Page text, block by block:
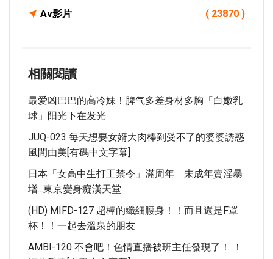
Av影片 ( 23870 )
相關閱讀
最爱凶巴巴的高冷妹！脾气多差身材多胸「白嫩乳
球」阳光下在发光
JUQ-023 每天想要女婿大肉棒到受不了的婆婆誘惑
風間由美[有碼中文字幕]
日本「女高中生打工禁令」滿周年 未成年賣淫暴
增...東京變身癡漢天堂
(HD) MIFD-127 超棒的纖細腰身！！而且還是F罩
杯！！一起去溫泉的朋友
AMBI-120 不會吧！色情直播被班主任發現了！ ！